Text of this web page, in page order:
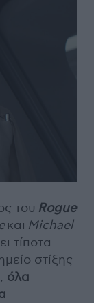
του Rogue
και Michael
τίποτα
στίξης
όλα